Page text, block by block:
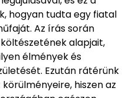
hogyan tudta egy fiatal
Az írás során
alapjait,
élmények és
Ezután rátérünk
hiszen az